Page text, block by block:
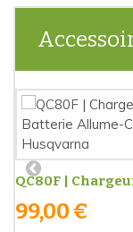
QC80F |
99,00 €